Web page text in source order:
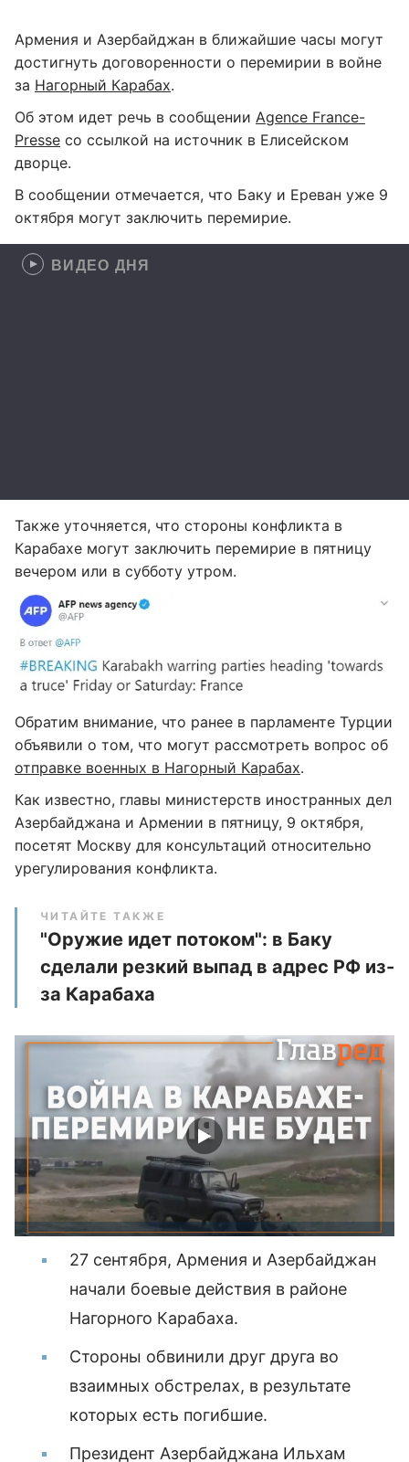
Армения и Азербайджан в ближайшие часы могут
достигнуть договоренности о перемирии в войне
за Нагорный Карабах.
Об этом идет речь в сообщении Agence France-
Presse со ссылкой на источник в Елисейском
дворце.
В сообщении отмечается, что Баку и Ереван уже 9
октября могут заключить перемирие.
ВИДЕО ДНЯ
Также уточняется, что стороны конфликта в
Карабахе могут заключить перемирие в пятницу
вечером или в субботу утром.
Обратим внимание, что ранее в парламенте Турции
объявили о том, что могут рассмотреть вопрос об
отправке военных в Нагорный Карабах.
Как известно, главы министерств иностранных дел
Азербайджана и Армении в пятницу, 9 октября,
посетят Москву для консультаций относительно
урегулирования конфликта.
ЧИТАЙТЕ ТАКЖЕ
"Оружие идет потоком": в Баку
сделали резкий выпад в адрес РФ из-
за Карабаха
27 сентября, Армения и Азербайджан
начали боевые действия в районе
Нагорного Карабаха.
Стороны обвинили друг друга во
взаимных обстрелах, в результате
которых есть погибшие.
Президент Азербайджана Ильхам